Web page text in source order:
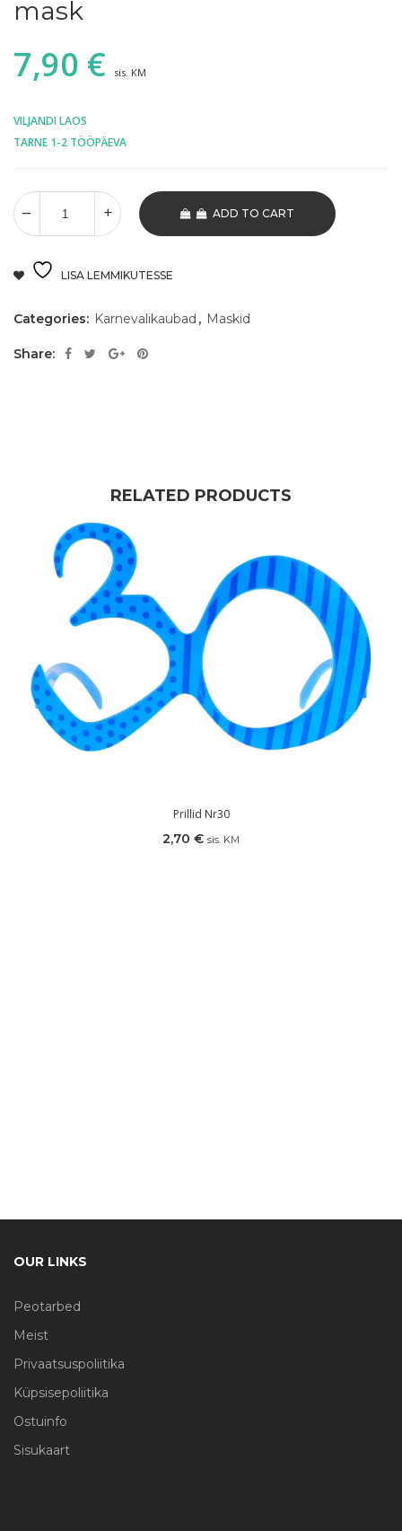
mask
7,90 € sis. KM
VILJANDI LAOS
TARNE 1-2 TÖÖPÄEVA
ADD TO CART
LISA LEMMIKUTESSE
Categories: Karnevalikaubad , Maskid
Share:
RELATED PRODUCTS
Prillid Nr30
2,70 € sis. KM
OUR LINKS
Peotarbed
Meist
Privaatsuspoliitika
Küpsisepoliitika
Ostuinfo
Sisukaart